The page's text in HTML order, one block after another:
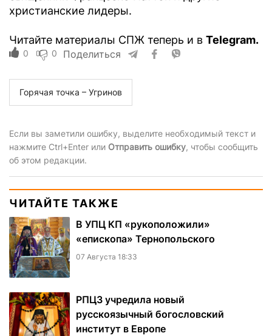
христианские лидеры.
Читайте материалы СПЖ теперь и в Telegram.
0 0 Поделиться
Горячая точка – Угринов
Если вы заметили ошибку, выделите необходимый текст и
нажмите Ctrl+Enter или Отправить ошибку, чтобы сообщить
об этом редакции.
ЧИТАЙТЕ ТАКЖЕ
В УПЦ КП «рукоположили»
«епископа» Тернопольского
07 Августа 18:33
РПЦЗ учредила новый
русскоязычный богословский
институт в Европе